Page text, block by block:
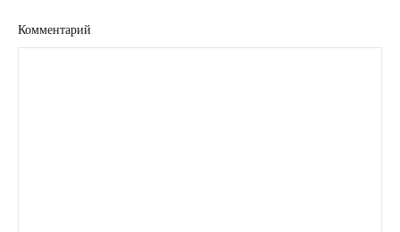
Комментарий